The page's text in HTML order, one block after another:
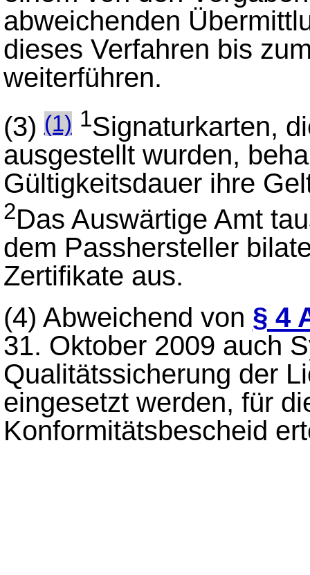
abweichenden
dieses Verfahren bis
weiterführen.
(3)(1) 1Signaturkarten,
ausgestellt wurden,
Gültigkeitsdauer ihre
2Das Auswärtige Amt
dem Passhersteller
Zertifikate aus.
(4) Abweichend von § 4
31. Oktober 2009 auch
Qualitätssicherung der
eingesetzt werden, für
Konformitätsbescheid